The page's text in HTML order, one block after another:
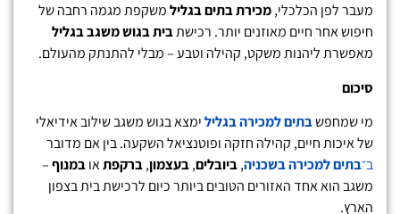
מעבר לפן הכלכלי,מכירת בתים בגלילמשקפת מגמה רחבה של
חיפוש אחר חיים מאוזנים יותר. רכישתבית בגוש משגב בגליל
מאפשרת ליהנות משקט, קהילה וטבע – מבלי להתנתק מהעולם.
סיכום
מי שמחפשבתים למכירה בגלילימצא בגוש משגב שילוב אידיאלי
של איכות חיים, קהילה חזקה ופוטנציאל השקעה. בין אם מדובר
ב־בתים למכירה בשכניה,ביובלים,בעצמון,ברקפתאובמנוף–
משגב הוא אחד האזורים הטובים ביותר כיום לרכישת בית בצפון
הארץ.